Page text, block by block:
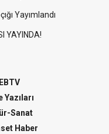
Yayımlandı
YAYINDA!
Yazıları
Sanat
Haber